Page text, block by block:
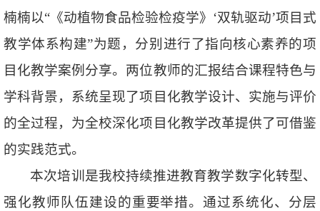
楠楠以“《动植物食品检验检疫学》‘双轨驱动’项目式
教学体系构建”为题，分别进行了指向核心素养的项
目化教学案例分享。两位教师的汇报结合课程特色与
学科背景，系统呈现了项目化教学设计、实施与评价
的全过程，为全校深化项目化教学改革提供了可借鉴
的实践范式。
本次培训是我校持续推进教育教学数字化转型、
强化教师队伍建设的重要举措。通过系统化、分层